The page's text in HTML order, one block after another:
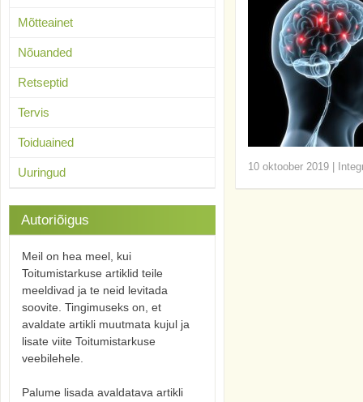
10 oktoober 2019
Mõtteainet
Nõuanded
Retseptid
Tervis
Toiduained
Uuringud
Autoriõigus
Meil on hea meel, kui
Toitumistarkuse artiklid teile
meeldivad ja te neid levitada
soovite. Tingimuseks on, et
avaldate artikli muutmata kujul ja
lisate viite Toitumistarkuse
veebilehele.
Palume lisada avaldatava artikli